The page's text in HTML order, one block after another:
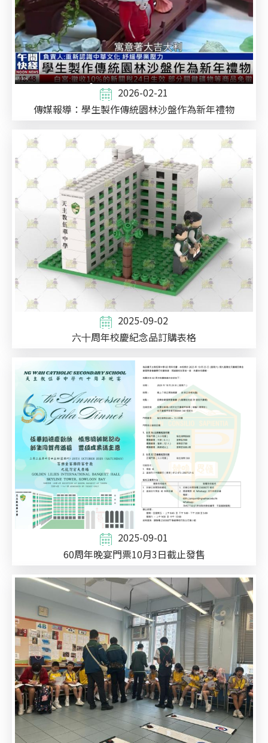
2026-02-21
傳媒報導：學生製作傳統園林沙盤作為新年禮物
2025-09-02
六⼗周年校慶紀念品訂購表格
2025-09-01
60周年晚宴門票10月3日截止發售